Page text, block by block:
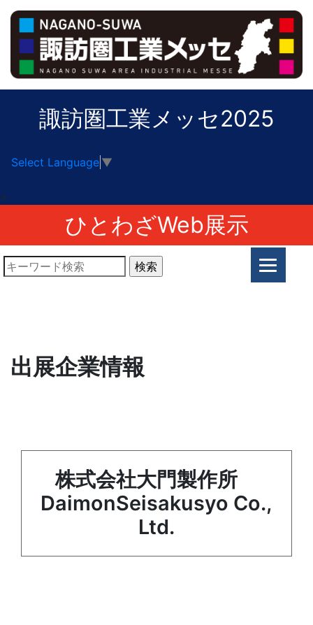
諏訪圏工業メッセ2025
Select Language ▼
>
ひとわざWeb展示
出展企業情報
株式会社大門製作所
DaimonSeisakusyo Co.,
Ltd.